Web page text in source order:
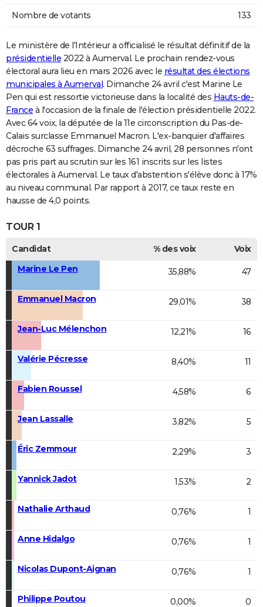
Nombre de votants 133
Le ministère de l'Intérieur a officialisé le résultat définitif de la
présidentielle 2022 à Aumerval. Le prochain rendez-vous
électoral aura lieu en mars 2026 avec le résultat des élections
municipales à Aumerval. Dimanche 24 avril c'est Marine Le
Pen qui est ressortie victorieuse dans la localité des Hauts-de-
France à l'occasion de la finale de l'élection présidentielle 2022.
Avec 64 voix, la députée de la 11e circonscription du Pas-de-
Calais surclasse Emmanuel Macron. L'ex-banquier d'affaires
décroche 63 suffrages. Dimanche 24 avril, 28 personnes n'ont
pas pris part au scrutin sur les 161 inscrits sur les listes
électorales à Aumerval. Le taux d'abstention s'élève donc à 17%
au niveau communal. Par rapport à 2017, ce taux reste en
hausse de 4,0 points.
TOUR 1
Candidat % des voix
Voix
Marine Le Pen
35,88% 47
Emmanuel Macron 29,01% 38
Jean-Luc Mélenchon 12,21% 16
Valérie Pécresse 8,40% 11
Fabien Roussel 4,58% 6
Jean Lassalle 3,82% 5
Éric Zemmour 2,29% 3
Yannick Jadot 1,53% 2
Nathalie Arthaud 0,76% 1
Anne Hidalgo 0,76% 1
Nicolas Dupont-Aignan 0,76% 1
Philippe Poutou 0,00% 0